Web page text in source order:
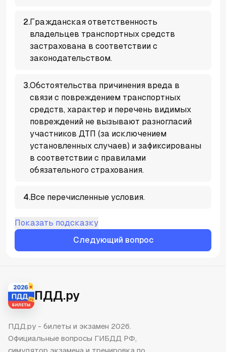
2.Гражданская ответственность
владельцев транспортных средств
застрахована в соответствии с
законодательством.
3.Обстоятельства причинения вреда в
связи с повреждением транспортных
средств, характер и перечень видимых
повреждений не вызывают разногласий
участников ДТП (за исключением
установленных случаев) и зафиксированы
в соответствии с правилами
обязательного страхования.
4.Все перечисленные условия.
Показать подсказку
Следующий вопрос
ПДД.ру
ПДД.ру - билеты и экзамен 2026.
Официальные вопросы ГИБДД РФ,
симулятор экзамена и тренировка по